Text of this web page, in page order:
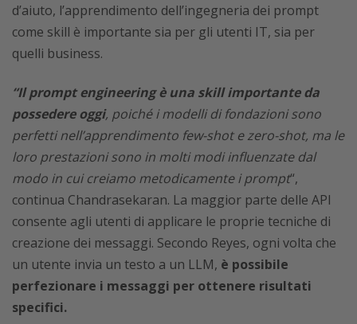
d’aiuto, l’apprendimento dell’ingegneria dei prompt
come skill è importante sia per gli utenti IT, sia per
quelli business.
“Il prompt engineering è una skill importante da
possedere oggi, poiché i modelli di fondazioni sono
perfetti nell’apprendimento few-shot e zero-shot, ma le
loro prestazioni sono in molti modi influenzate dal
modo in cui creiamo metodicamente i prompt“,
continua Chandrasekaran. La maggior parte delle API
consente agli utenti di applicare le proprie tecniche di
creazione dei messaggi. Secondo Reyes, ogni volta che
un utente invia un testo a un LLM, è possibile
perfezionare i messaggi per ottenere risultati
specifici.